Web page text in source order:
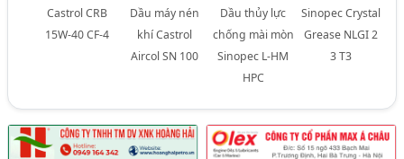
Castrol CRB
15W-40 CF-4
Dầu máy nén
khí Castrol
Aircol SN 100
Dầu thủy lực
chống mài mòn
Sinopec L-HM
HPC
Sinopec Crystal
Grease NLGI 2
3 T3